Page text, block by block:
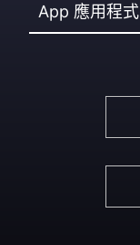
App 應用程式